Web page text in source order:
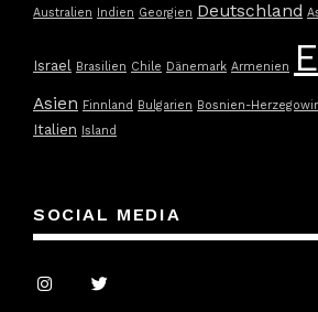
Australien Indien Georgien Deutschland
Israel Brasilien Chile Dänemark Armenien
Asien Finnland Bulgarien Bosnien-
Italien Island
SOCIAL MEDIA